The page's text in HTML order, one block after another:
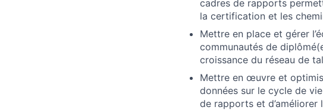
cadres de rapports
la certification et les
Mettre en place et gérer
communautés de
croissance du réseau de
Mettre en œuvre et
données sur le cycle de
de rapports et d’améliorer